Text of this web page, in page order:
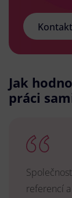
Jak
práci
referencí